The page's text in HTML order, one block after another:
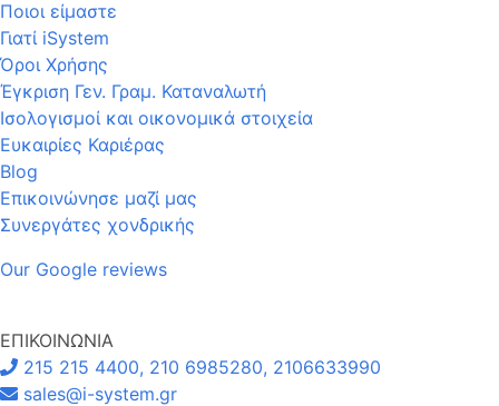
Ποιοι είμαστε
Γιατί iSystem
Όροι Χρήσης
Έγκριση Γεν. Γραμ. Καταναλωτή
Ισολογισμοί και οικονομικά στοιχεία
Ευκαιρίες Καριέρας
Blog
Επικοινώνησε μαζί μας
Συνεργάτες χονδρικής
Our Google reviews
ΕΠΙΚΟΙΝΩΝΙΑ
215 215 4400, 210 6985280, 2106633990
sales@i-system.gr